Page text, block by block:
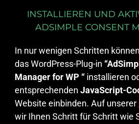
INSTALLIEREN UND
ADSIMPLE CONSENT
In nur wenigen Schritten
das WordPress-Plug-in
Manager for WP “ installieren
entsprechenden JavaScript-
Website einbinden. Auf unserer
wir Ihnen Schritt für Schritt wie